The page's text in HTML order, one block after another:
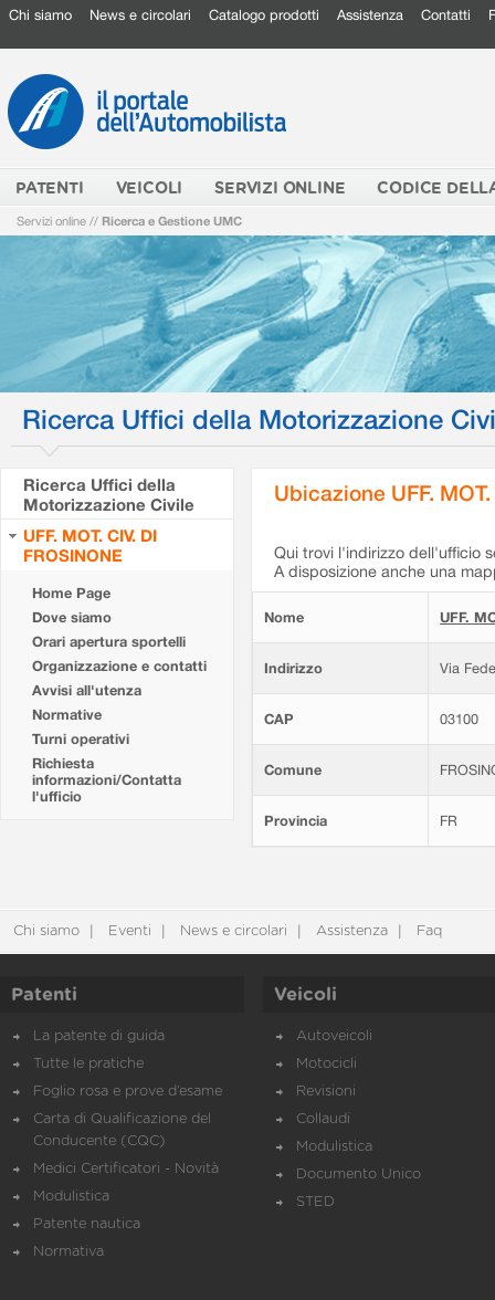
Chi siamo News e circolari Catalogo prodotti Assistenza Contatti
PATENTI VEICOLI SERVIZI ONLINE CODICE
Servizi online // Ricerca e Gestione UMC
Ricerca Uffici della Motorizzazione
Ricerca Uffici della
Motorizzazione Civile
UFF. MOT. CIV. DI
FROSINONE
Home Page
Dove siamo
Orari apertura sportelli
Organizzazione e contatti
Avvisi all'utenza
Normative
Turni operativi
Richiesta
informazioni/Contatta
l'ufficio
Ubicazione UFF.
Qui trovi l'indirizzo dell'ufficio
A disposizione anche una
Nome UFF.
Indirizzo Via
CAP 03100
Comune
Provincia FR
Chi siamo Eventi News e circolari Assistenza Faq
Patenti
La patente di guida
Tutte le pratiche
Foglio rosa e prove d’esame
Carta di Qualificazione del
Conducente (CQC)
Medici Certificatori - Novità
Modulistica
Patente nautica
Normativa
Veicoli
Autoveicoli
Motocicli
Revisioni
Collaudi
Modulistica
Documento Unico
STED